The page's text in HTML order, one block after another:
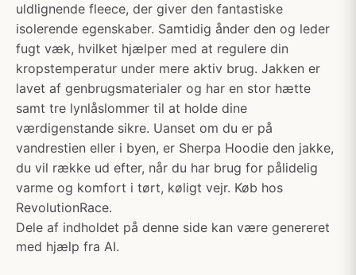
uldlignende fleece, der giver den fantastiske
isolerende egenskaber. Samtidig ånder den og leder
fugt væk, hvilket hjælper med at regulere din
kropstemperatur under mere aktiv brug. Jakken er
lavet af genbrugsmaterialer og har en stor hætte
samt tre lynlåslommer til at holde dine
værdigenstande sikre. Uanset om du er på
vandrestien eller i byen, er Sherpa Hoodie den jakke,
du vil række ud efter, når du har brug for pålidelig
varme og komfort i tørt, køligt vejr. Køb hos
RevolutionRace.
Dele af indholdet på denne side kan være genereret
med hjælp fra AI.